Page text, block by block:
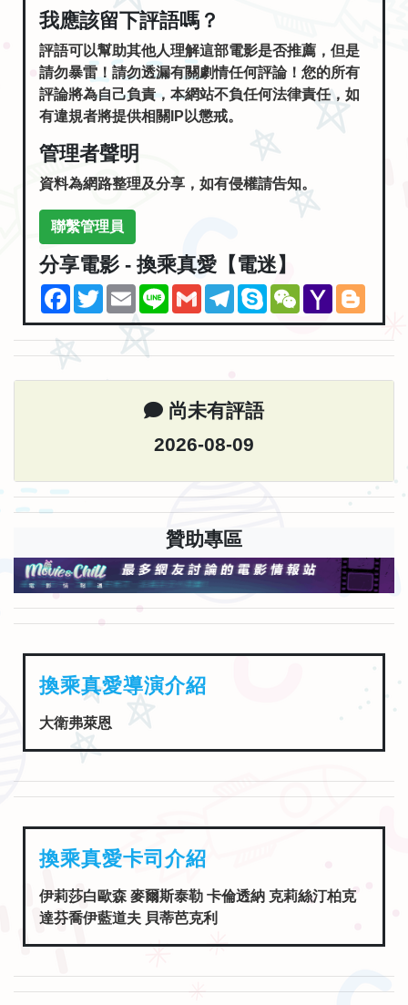
我應該留下評語嗎？
評語可以幫助其他人理解這部電影是否推薦，但是
請勿暴雷！請勿透漏有關劇情任何評論！您的所有
評論將為自己負責，本網站不負任何法律責任，如
有違規者將提供相關IP以懲戒。
管理者聲明
資料為網路整理及分享，如有侵權請告知。
聯繫管理員
分享電影 - 換乘真愛【電迷】
Facebook
TwitterEmailLine GmailTelegramSkypeWeChatYahoo
Mail
尚未有評語
2026-08-09
贊助專區
換乘真愛導演介紹
大衛弗萊恩
換乘真愛卡司介紹
伊莉莎白歐森 麥爾斯泰勒 卡倫透納 克莉絲汀柏克
達芬喬伊藍道夫 貝蒂芭克利